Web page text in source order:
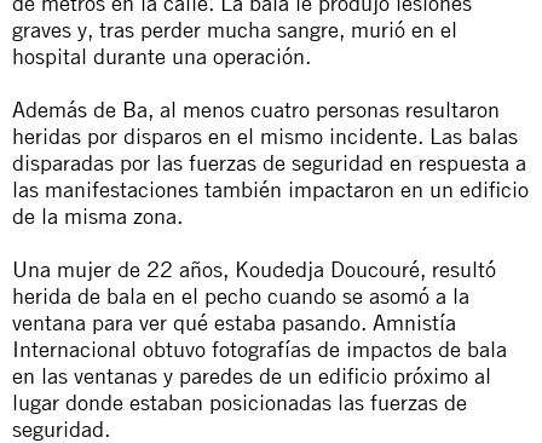
graves y, tras perder mucha sangre, murió en el
hospital durante una operación.
Además de Ba, al menos cuatro personas resultaron
heridas por disparos en el mismo incidente. Las balas
disparadas por las fuerzas de seguridad en respuesta a
las manifestaciones también impactaron en un edificio
de la misma zona.
Una mujer de 22 años, Koudedja Doucouré, resultó
herida de bala en el pecho cuando se asomó a la
ventana para ver qué estaba pasando. Amnistía
Internacional obtuvo fotografías de impactos de bala
en las ventanas y paredes de un edificio próximo al
lugar donde estaban posicionadas las fuerzas de
seguridad.